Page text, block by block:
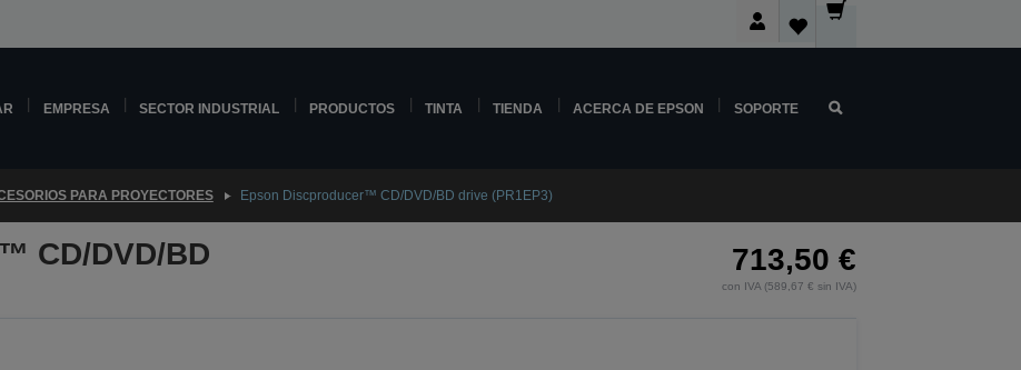
EMPRESA SECTOR INDUSTRIAL PRODUCTOS TINTA TIENDA ACERCA DE EPSON SOPORTE
PARA PROYECTORES Epson Discproducer™ CD/DVD/BD drive (PR1EP3)
CD/DVD/BD
713,50 €
con IVA (589,67 € sin IVA)